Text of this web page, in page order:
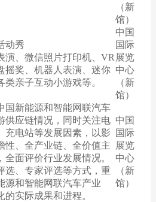
（新
馆）
动秀
演、微信照片打印机、VR
摇奖、机器人表演、迷你
类亲子互动小游戏等。
中国
国际
展览
中心
（新
馆）
国新能源和智能网联汽车
供应链情况，同时关注电
充电站等发展因素，以影
性、全产业链、全价值主
全面评价行业发展情况。
选、专家评选等方式，重
源和智能网联汽车产业
的实际成果和进程。
中国
国际
展览
中心
（新
馆）